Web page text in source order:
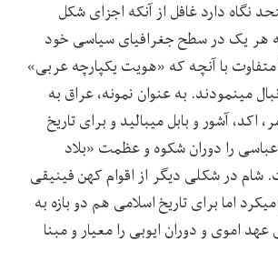
نگاه دارد غافل از آنکه اجزای شکل‏
هر یک در سطح جغرافیای سیاسی خود
متفاوت با آنچه که «هویت یکپارچه عربی»
می‏نمودند. به عنوان نمونه، عراق به
اکد، آشور و بابل می‏بالید و برای تاریخ
را دوران شکوه و عظمت «بلاد
شام در شکلی دیگر از اقوام کهن فینیقی
اما برای تاریخ اسلامی هم دو بازه به
اموی و دوران ایوبی را معیار و مبنا